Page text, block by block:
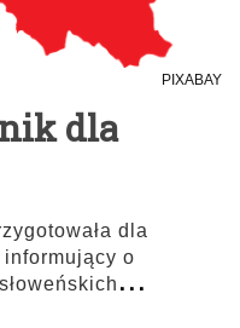
PIXABAY
dla
dla
o
...